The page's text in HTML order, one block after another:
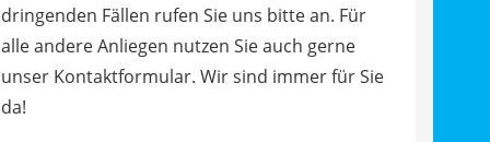
dringenden Fällen rufen Sie uns bitte an. Für
alle andere Anliegen nutzen Sie auch gerne
unser Kontaktformular. Wir sind immer für Sie
da!